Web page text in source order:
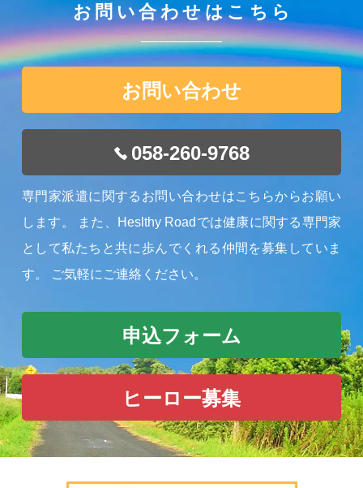
お問い合わせはこちら
お問い合わせ
058-260-9768
専門家派遣に関するお問い合わせはこちらからお願い
します。
また、Heslthy Roadでは健康に関する専門家
として私たちと共に歩んでくれる仲間を募集していま
す。
ご気軽にご連絡ください。
申込フォーム
ヒーロー募集